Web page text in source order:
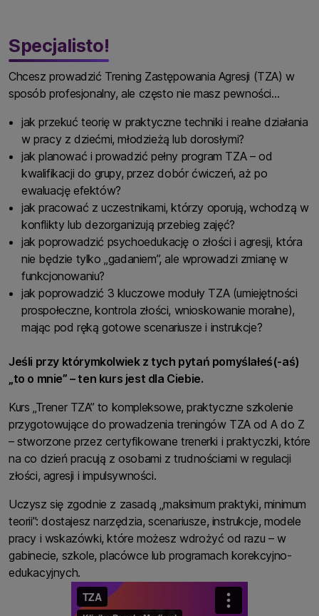
Specjalisto!
Chcesz prowadzić Trening Zastępowania Agresji (TZA) w
sposób profesjonalny, ale często nie masz pewności…
jak przekuć teorię w praktyczne techniki i realne działania
w pracy z dziećmi, młodzieżą lub dorosłymi?
jak planować i prowadzić pełny program TZA – od
kwalifikacji do grupy, przez dobór ćwiczeń, aż po
ewaluację efektów?
jak pracować z uczestnikami, którzy oporują, wchodzą w
konflikty lub dezorganizują przebieg zajęć?
jak poprowadzić psychoedukację o złości i agresji, która
nie będzie tylko „gadaniem”, ale wprowadzi zmianę w
funkcjonowaniu?
jak poprowadzić 3 kluczowe moduły TZA (umiejętności
prospołeczne, kontrola złości, wnioskowanie moralne),
mając pod ręką gotowe scenariusze i instrukcje?
Jeśli przy którymkolwiek z tych pytań pomyślałeś(-aś)
„to o mnie” – ten kurs jest dla Ciebie.
Kurs „Trener TZA” to kompleksowe, praktyczne szkolenie
przygotowujące do prowadzenia treningów TZA od A do Z
– stworzone przez certyfikowane trenerki i praktyczki, które
na co dzień pracują z osobami z trudnościami w regulacji
złości, agresji i impulsywności.
Uczysz się zgodnie z zasadą „maksimum praktyki, minimum
teorii”: dostajesz narzędzia, scenariusze, instrukcje, modele
pracy i wskazówki, które możesz wdrożyć od razu – w
gabinecie, szkole, placówce lub programach korekcyjno-
edukacyjnych.